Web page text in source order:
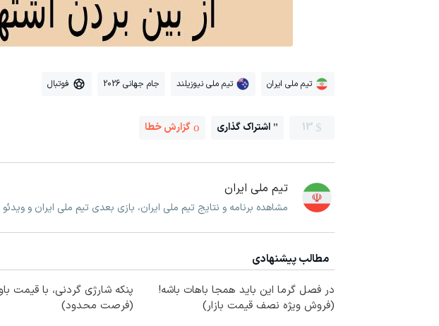
تیم ملی ایران تیم ملی نیوزیلند جام جهانی 2026 فوتبال
13 اشتراک گذاری گزارش خطا
تیم ملی ایران
مشاهده برنامه و نتایج تیم ملی ایران، بازی بعدی تیم ملی ایران و
مطالب پیشنهادی
در فصل گرما این باید همجا باهات باشه!
(فروش ویژه نصف قیمت بازار)
پنکه شارژی گردنی، با قیمت
(فرصت محدود)